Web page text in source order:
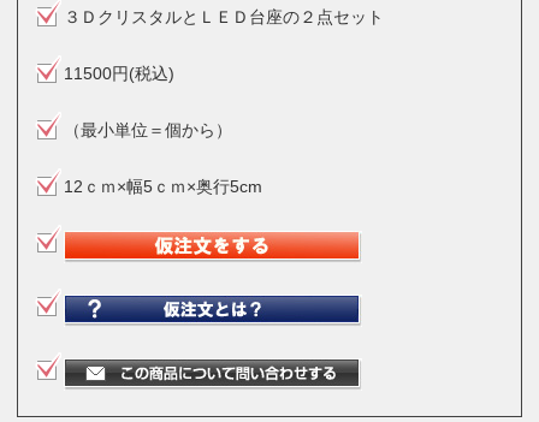
３ＤクリスタルとＬＥＤ台座の２点セット
11500円(税込)
（最小単位＝個から）
12ｃｍ×幅5ｃｍ×奥行5cm